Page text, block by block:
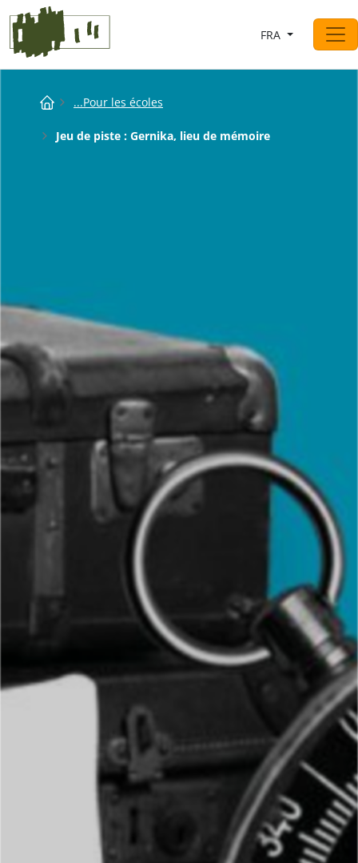
Saltar al contingut
Navigation principale
FRA
Breadcrumb
...Pour les écoles
Jeu de piste : Gernika, lieu de mémoire